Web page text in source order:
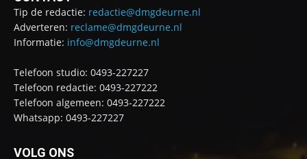
Tip de redactie: redactie@dmgdeurne.nl
Adverteren: reclame@dmgdeurne.nl
Informatie: info@dmgdeurne.nl
Telefoon studio: 0493-227227
Telefoon redactie: 0493-227222
Telefoon algemeen: 0493-227222
Whatsapp: 0493-227227
VOLG ONS